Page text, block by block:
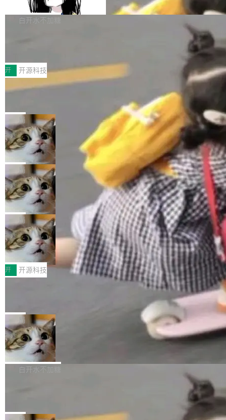
维基百科的替代方案。Lawfare 调查发现，无论
热门页面还是低关注度页面，均未出现近期更
erceptor…五六步之后才能看到第一行翻译文
本。 Solon 换了个方式。整个 i18n 模块围绕三
支持 UPDATE、MERGE INTO 与 Iceb
erg V3
Apache Doris 4.1 要补齐的，正是缺失的那一
半。在已有查询能力的基础上，Doris 进一步支
常维护操作，并完整支持 Iceberg V3 格式。
白开水不加糖
村国家自主创新示范区会议中心开幕。本届大会
由中关村智联软件服务业质量创新联盟主办，以
“智构可信·质创未来——AI原生时代的质量新范
式”为主题，直面AI从实验室走向规模化产业落地
的核心质量命题。会上，《2026智能研发生产力
工具选型手册》发布，Testin云测的Testin XAge
nt智能测试系统入选AI测试领域代表产品。对CI
O而言，这提示了一个转变：AI测试正在从效率
工具升级为企业的质量基础设施。 CIO面对的新
现实 过去两年，CIO们的焦虑清单上多了两项：
一是如何让大模型和智能体应用安全地从PoC走
向生产，二是如何让测试团队跟得上AI应用...
开 开源科技
让非法状态不可表示：一篇关于 ADT
有一种东西，一旦用过就回不去了。Alex Fedos
eev 管它叫"软件设计的基石"。 他说的东西不新
鲜——代数数据类型（ADT），尤其是和类型
（sum type）。但他说清楚了一件事：这不是类
型系统的学术体操，是日常编码的思维方式。 文
章从一个简单的例子切入。一个网站的深色主题
设置，如果用布尔值 + 可空字段来表示——bool
ean 表示是否可切换，nullable 的默认模式、浅
色方案、深色方案——会产生大量无意义的组
合。方案缺了、配置冲突了、全 null 了。要知道
哪些组合有效，作者说，你得靠"文档、校验、或
者部落知识"。 换个写法。Rust 的 enum，两个
变体：Switchable...
局
Cloudflare 开源内部企业 AI 平台 Clou
dflare OS
Cloudflare 发布了一个开源项目 Cloudflare O
S。如果你只看官方博客，你会觉得这是又一
个"AI 知识库 + 聊天机器人"——每个大厂都在
做，没什么新鲜的。 但 Kenton Varda 在 Twitte
r 上把事情说清楚了： 今天我们发布了 Cloudfla
re OS，一个带连接器的聊天机器人，跟其他所
有科技公司做的一样。只不过，实际上它不一
样。这是 Sandstorm.io 的重制版，我十年前的
那个创业公司。不同的是，这次它构建在 Cloudf
lare Workers 上——我花了九年时间搭建的平台
——并且深度集成了 AI。这基本上是我十年秘密
局
Deno 团队开源 Celld，可自托管的分
布式 Durable Objects
Ryan Dahl 领导的 Deno 团队推出了最新开源项
目 Celld，一个能在自己机器上运行 Cloudflare
Workers 和 Durable Objects 的守护进程。 设
计思路很直接：每个对象是一个独立的 SQLite
数据库，按名称寻址，复制到你自己的 S3 兼容
存储库里。节点之间只通过这个存储库协调——
没有控制平面，没有共识协议。每个对象自带一
个小型数据库，应用天然按分片构建，单个数据
库的竞争和爆炸半径问题在设计层面就被消除
了。 闲置的 cell 会休眠到几乎不占资源。当 cel
l 迁移或唤醒时，新宿主从 S3 恢复 SQLite 数据
库继续执行。存储库是持久化的唯一真相...
局
鲁大师7月新机性能/流畅/AI榜：vivo夺
性能、流畅双第一，三星Galaxy Z系列
新折叠缺席
2026年7月的手机市场，由于存储等硬件成本暴
增，手机厂商的日子也不好过啊，新机速度明显
放缓，因此硝烟味淡了许多。新机参数规格除开
高价的三星折叠（三星Galaxy Z Fold8 Ultra / Z
Fold8 / Z Flip8）外，其余要么是中低端机器，
例如iQOO Z11i、REDMI Note 17、REDMI No
te 17 Pro、OPPO K15，要么是vivo X300 E这
样的次旗舰。 Galaxy Z Fold8 Ultra / Z Fold8 /
Z Flip8三款折叠屏新机均在7月22日发布，且全
部搭载骁龙8 Elite Gen5 for Galaxy，它们本该
开 开源科技
Zed 编辑器团队发布了新项目——DeltaDB，一
个在 git commit 之间记录每一次编辑操作的版
本控制系统。目前处于 Early Access 阶段。 De
ltaDB 的核心思路直接写在 landing page 最显
眼的位置：「Software is made between com
mits」——软件是在 commit 之间写出来的。git
是把这段空隙补上。 回退到任何一次编辑：Delt
局
SpaceXAI 单季资本开支达 183 亿美元
根据风险投资人Tomer Tunguz 博客（VC 分
析）披露的最新分析与第二季度业绩报告，Spac
微软同期总资本开支的四成。 与亚马逊、Alpha
白开水不加糖
一个在终端里运行的编程 agent；Muse Spark